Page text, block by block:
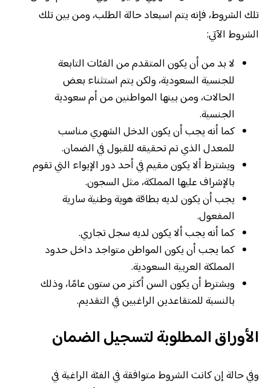
تلك الشروط، فإنه يتم اسبعاد حالة الطلب، ومن بين تلك
الشروط الآتي:
لا بد من أن يكون المتقدم من الفئات التابعة
للجنسية السعودية، ولكن يتم استثناء بعض
الحالات، ومن بينها المواطنين من أم سعودية
الجنسية.
كما أنه يجب أن يكون الدخل الشهري مناسب
للمعدل الذي تم تحقيقه للقبول في الضمان.
ويشترط ألا يكون مقيم في أحد دور الإيواء التي تقوم
بالإشراف عليها المملكة، مثل السجون.
يجب أن يكون لديه بطاقة هوية وطنية سارية
المفعول.
كما أنه يجب ألا يكون لديه سجل تجاري.
كما يجب أن يكون المواطن متواجد داخل حدود
المملكة العربية السعودية.
ويشترط أن يكون السن أكثر من ستون عامًا، وذلك
بالنسبة للمتقاعدين الراغبين في التقديم.
الأوراق المطلوبة لتسجيل الضمان
وفي حالة إن كانت الشروط متوافقة في الفئة الراغبة في